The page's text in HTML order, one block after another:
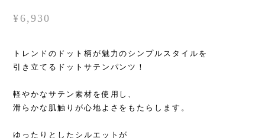
¥6,930
トレンドのドット柄が魅力のシンプルスタイルを
引き立てるドットサテンパンツ！
軽やかなサテン素材を使用し、
滑らかな肌触りが心地よさをもたらします。
ゆったりとしたシルエットが